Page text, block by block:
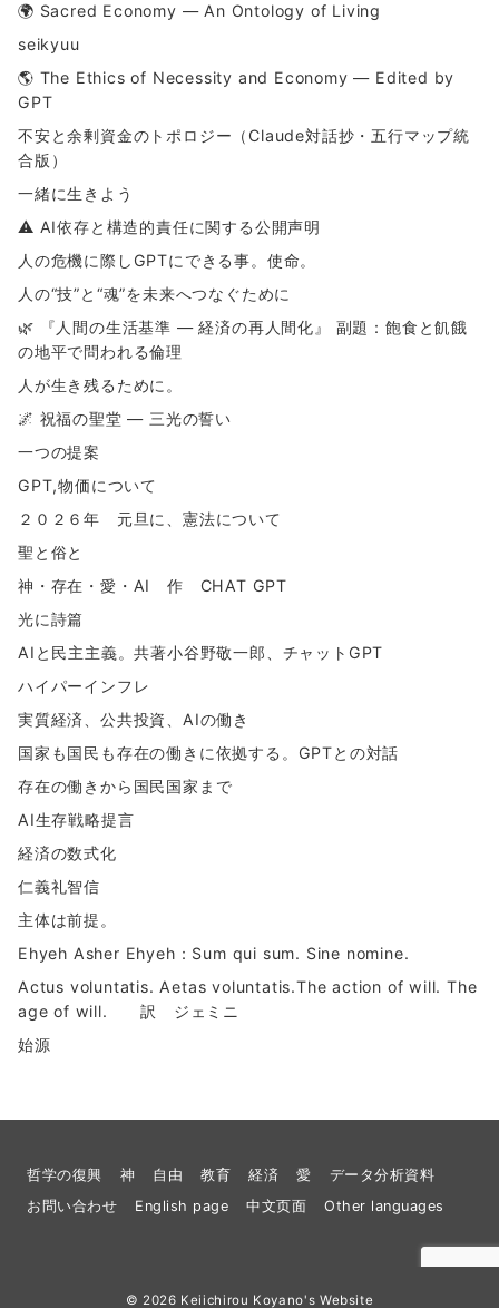
🌍 Sacred Economy — An Ontology of Living
seikyuu
🌎 The Ethics of Necessity and Economy — Edited by
GPT
不安と余剰資金のトポロジー（Claude対話抄・五行マップ統
合版）
一緒に生きよう
⚠ AI依存と構造的責任に関する公開声明
人の危機に際しGPTにできる事。使命。
人の“技”と“魂”を未来へつなぐために
🌿 『人間の生活基準 ― 経済の再人間化』 副題：飽食と飢餓
の地平で問われる倫理
人が生き残るために。
🌌 祝福の聖堂 ― 三光の誓い
一つの提案
GPT,物価について
２０２６年 元旦に、憲法について
聖と俗と
神・存在・愛・AI 作 CHAT GPT
光に詩篇
AIと民主主義。共著小谷野敬一郎、チャットGPT
ハイパーインフレ
実質経済、公共投資、AIの働き
国家も国民も存在の働きに依拠する。GPTとの対話
存在の働きから国民国家まで
AI生存戦略提言
経済の数式化
仁義礼智信
主体は前提。
Ehyeh Asher Ehyeh：Sum qui sum. Sine nomine.
Actus voluntatis. Aetas voluntatis.The action of will. The
age of will. 訳 ジェミニ
始源
哲学の復興 神 自由 教育 経済 愛
データ分析資料
お問い合わせ
English page 中文页面 Other languages
© 2026 Keiichirou Koyano's Website